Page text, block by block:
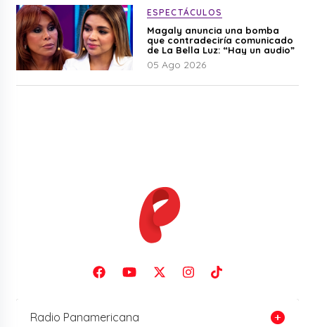
ESPECTÁCULOS
Magaly anuncia una bomba
que contradeciría comunicado
de La Bella Luz: “Hay un audio”
05 Ago 2026
Radio Panamericana